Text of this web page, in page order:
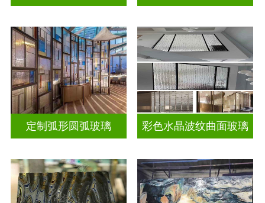
定制弧形圆弧玻璃 彩色水晶波纹曲面玻璃